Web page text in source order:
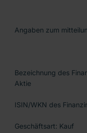
Angaben zum
Bezeichnung des
Aktie
ISIN/WKN des
Geschäftsart: Kauf